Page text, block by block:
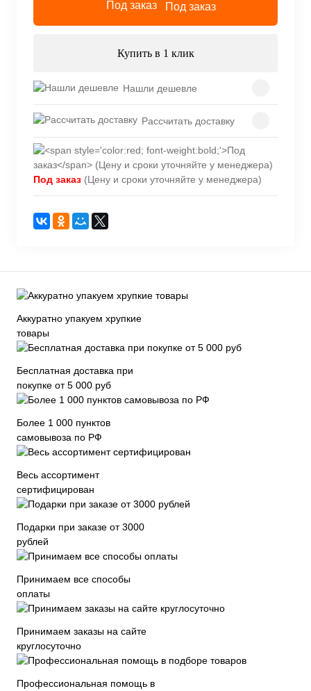
Под заказ
Купить в 1 клик
Нашли дешевле
Рассчитать доставку
Под заказ (Цену и сроки уточняйте у менеджера)
Аккуратно упакуем хрупкие
товары
Бесплатная доставка при
покупке от 5 000 руб
Более 1 000 пунктов
самовывоза по РФ
Весь ассортимент
сертифицирован
Подарки при заказе от 3000
рублей
Принимаем все способы
оплаты
Принимаем заказы на сайте
круглосуточно
Профессиональная помощь в